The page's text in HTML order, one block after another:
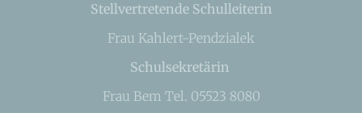
Stellvertretende Schulleiterin
Frau Kahlert-Pendzialek
Schulsekretärin
Frau Bem Tel. 05523 8080